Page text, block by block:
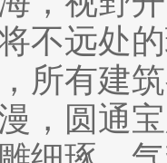
不远处
所有建
，圆通